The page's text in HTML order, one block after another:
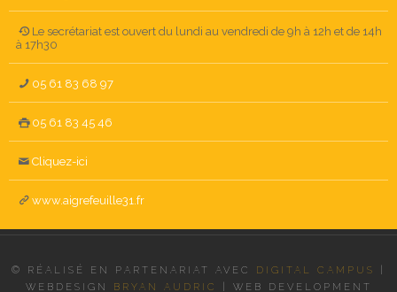
Le secrétariat est ouvert du lundi au vendredi de 9h à 12h et de 14h
à 17h30
05 61 83 68 97
05 61 83 45 46
Cliquez-ici
www.aigrefeuille31.fr
© RÉALISÉ EN PARTENARIAT AVEC DIGITAL CAMPUS
WEBDESIGN
BRYAN AUDRIC WEB DEVELOPMENT